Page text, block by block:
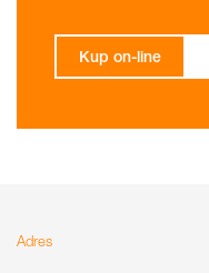
Kup on-line
Adres